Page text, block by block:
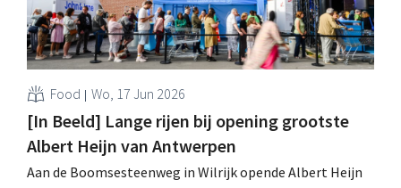
Food Wo, 17 Jun 2026
[In Beeld] Lange rijen bij opening grootste
Albert Heijn van Antwerpen
Aan de Boomsesteenweg in Wilrijk opende Albert Heijn